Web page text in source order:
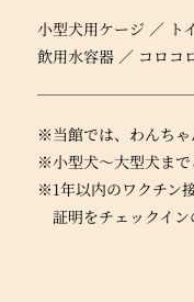
小型犬用ケージ ト
飲用水容器
コロコ
※当館では、わんちゃ
※小型犬～大型犬まで
※1年以内のワクチン
証明をチェックイン